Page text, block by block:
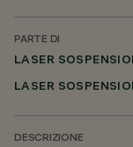
PARTE DI
LASER
DESCRIZIONE